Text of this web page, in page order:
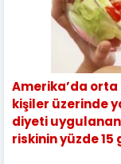
Amerika’da
kişiler üzerinde
diyeti
riskinin yüzde